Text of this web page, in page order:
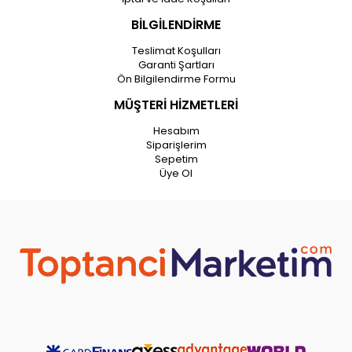
BİLGİLENDİRME
Teslimat Koşulları
Garanti Şartları
Ön Bilgilendirme Formu
MÜŞTERİ HİZMETLERİ
Hesabım
Siparişlerim
Sepetim
Üye Ol